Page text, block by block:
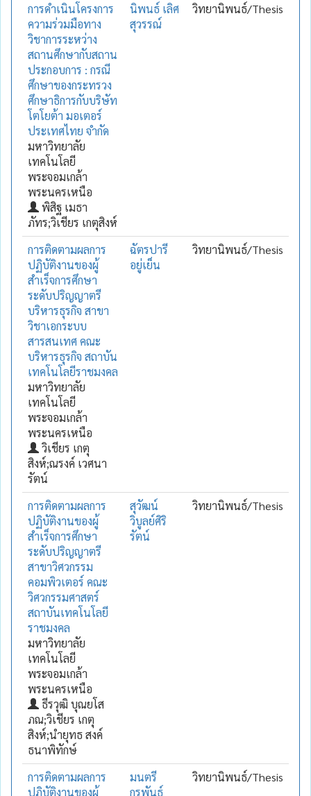
การดำเนินโครงการ
ความร่วมมือทาง
วิชาการระหว่าง
สถานศึกษากับสถาน
ประกอบการ : กรณี
ศึกษาของกระทรวง
ศึกษาธิการกับบริษัท
โตโยต้า มอเตอร์
ประเทศไทย จำกัด
มหาวิทยาลัย
เทคโนโลยี
พระจอมเกล้า
พระนครเหนือ
พิสิฐ เมธา
ภัทร;วิเชียร เกตุสิงห์
นิพนธ์ เลิศ
สุวรรณ์
วิทยานิพนธ์/Thesis
การติดตามผลการ
ปฏิบัติงานของผู้
สำเร็จการศึกษา
ระดับปริญญาตรี
บริหารธุรกิจ สาขา
วิชาเอกระบบ
สารสนเทศ คณะ
บริหารธุรกิจ สถาบัน
เทคโนโลยีราชมงคล
มหาวิทยาลัย
เทคโนโลยี
พระจอมเกล้า
พระนครเหนือ
วิเชียร เกตุ
สิงห์;ณรงค์ เวศนา
รัตน์
ฉัตรปารี
อยู่เย็น
วิทยานิพนธ์/Thesis
การติดตามผลการ
ปฏิบัติงานของผู้
สำเร็จการศึกษา
ระดับปริญญาตรี
สาขาวิศวกรรม
คอมพิวเตอร์ คณะ
วิศวกรรมศาสตร์
สถาบันเทคโนโลยี
ราชมงคล
มหาวิทยาลัย
เทคโนโลยี
พระจอมเกล้า
พระนครเหนือ
ธีรวุฒิ บุณยโส
ภณ;วิเชียร เกตุ
สิงห์;นำยุทธ สงค์
ธนาพิทักษ์
สุวัฒน์
วิบูลย์ศิริ
รัตน์
วิทยานิพนธ์/Thesis
การติดตามผลการ
ปฏิบัติงานของผู้
มนตรี
กรพันธ์
วิทยานิพนธ์/Thesis